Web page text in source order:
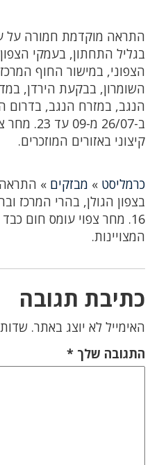
התראה מוקדמת חמורה על
בגליל התחתון, בעמקי
הצפוני, במישור החוף
השומרון, בבקעת הירדן,
הנגב, במזרח הנגב, בדרום
ב-26/07 מ-
קיצוני באזורים המוזכרים.
כרמליסט » מבזקים »
16. מחר צפוי עומס חום
המצויינות.
כתיבת תגובה
האימייל לא יוצג באתר.
התגובה שלך *